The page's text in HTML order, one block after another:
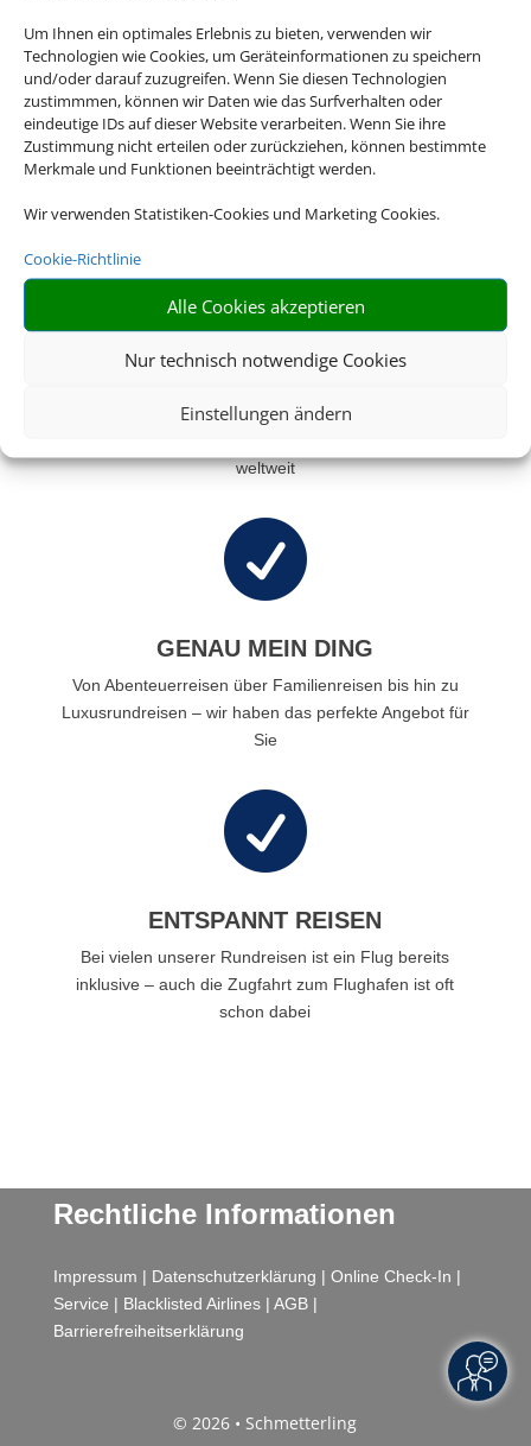
Um Ihnen ein optimales Erlebnis zu bieten, verwenden wir
Technologien wie Cookies, um Geräteinformationen zu speichern
und/oder darauf zuzugreifen. Wenn Sie diesen Technologien
zustimmmen, können wir Daten wie das Surfverhalten oder
eindeutige IDs auf dieser Website verarbeiten. Wenn Sie ihre
Zustimmung nicht erteilen oder zurückziehen, können bestimmte
Merkmale und Funktionen beeinträchtigt werden.
Wir verwenden Statistiken-Cookies und Marketing Cookies.
Cookie-Richtlinie
Alle Cookies akzeptieren
Nur technisch notwendige Cookies
Einstellungen ändern
Andalusien, Kuba, Kanada, die USA oder
doch lieber Asien? Es gibt so viel zu
entdecken auf der Welt und mit unseren
Rundreiseangebote erleben Sie Ihre
Traumdestinationen in ihrer vollen Vielfalt.

RIESIGE AUSWAHL
weltweit

GENAU MEIN DING
Von Abenteuerreisen über Familienreisen bis hin zu
Luxusrundreisen – wir haben das perfekte Angebot für
Sie

ENTSPANNT REISEN
Bei vielen unserer Rundreisen ist ein Flug bereits
inklusive – auch die Zugfahrt zum Flughafen ist oft
schon dabei
Rechtliche Informationen
Impressum | Datenschutzerklärung | Online Check-In |
Service | Blacklisted Airlines| AGB|
Barrierefreiheitserklärung
© 2026 • Schmetterling